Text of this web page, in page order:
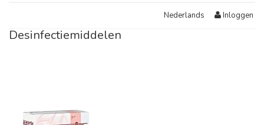
Nederlands Inloggen
Desinfectiemiddelen